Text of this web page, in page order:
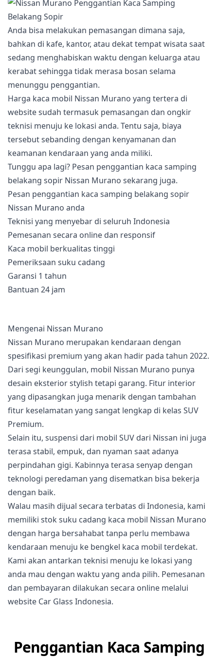
Anda bisa melakukan pemasangan dimana saja,
bahkan di kafe, kantor, atau dekat tempat wisata saat
sedang menghabiskan waktu dengan keluarga atau
kerabat sehingga tidak merasa bosan selama
menunggu penggantian.
Harga kaca mobil Nissan Murano yang tertera di
website sudah termasuk pemasangan dan ongkir
teknisi menuju ke lokasi anda. Tentu saja, biaya
tersebut sebanding dengan kenyamanan dan
keamanan kendaraan yang anda miliki.
Tunggu apa lagi? Pesan penggantian kaca samping
belakang sopir Nissan Murano sekarang juga.
Pesan penggantian kaca samping belakang sopir
Nissan Murano anda
Teknisi yang menyebar di seluruh Indonesia
Pemesanan secara online dan responsif
Kaca mobil berkualitas tinggi
Pemeriksaan suku cadang
Garansi 1 tahun
Bantuan 24 jam
Mengenai Nissan Murano
Nissan Murano merupakan kendaraan dengan
spesifikasi premium yang akan hadir pada tahun 2022.
Dari segi keunggulan, mobil Nissan Murano punya
desain eksterior stylish tetapi garang. Fitur interior
yang dipasangkan juga menarik dengan tambahan
fitur keselamatan yang sangat lengkap di kelas SUV
Premium.
Selain itu, suspensi dari mobil SUV dari Nissan ini juga
terasa stabil, empuk, dan nyaman saat adanya
perpindahan gigi. Kabinnya terasa senyap dengan
teknologi peredaman yang disematkan bisa bekerja
dengan baik.
Walau masih dijual secara terbatas di Indonesia, kami
memiliki stok suku cadang kaca mobil Nissan Murano
dengan harga bersahabat tanpa perlu membawa
kendaraan menuju ke bengkel kaca mobil terdekat.
Kami akan antarkan teknisi menuju ke lokasi yang
anda mau dengan waktu yang anda pilih. Pemesanan
dan pembayaran dilakukan secara online melalui
website Car Glass Indonesia.
Penggantian Kaca Samping